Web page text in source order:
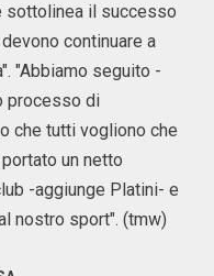
sottolinea il successo
continuare a
"Abbiamo seguito -
processo di
che tutti vogliono che
un netto
-aggiunge Platini- e
nostro sport". (tmw)